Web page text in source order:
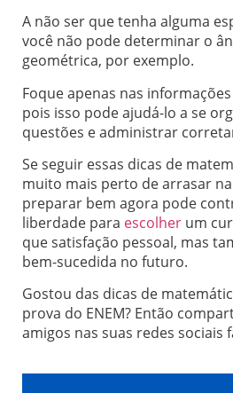
A não ser que tenha alguma
você não pode determinar o
geométrica, por exemplo.
Foque apenas nas
pois isso pode ajudá-lo a se
questões e administrar
Se seguir essas dicas de
muito mais perto de arrasar na
preparar bem agora pode
liberdade para escolher um
que satisfação pessoal, mas
bem-sucedida no futuro.
Gostou das dicas de
prova do ENEM? Então
amigos nas suas redes sociais